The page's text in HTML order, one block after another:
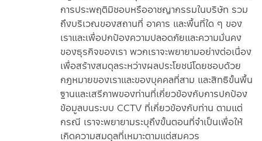
การประพฤติมิชอบหรืออาชญากรรมในบริษัท รวม
ถึงบริเวณของสถานที่ อาคาร และพื้นที่ใด ๆ ของ
เราและเพื่อปกป้องความปลอดภัยและความมั่นคง
ของธุรกิจของเรา พวกเราจะพยายามอย่างต่อเนื่อง
เพื่อสร้างสมดุลระหว่างผลประโยชน์โดยชอบด้วย
กฎหมายของเราและของบุคคลที่สาม และสิทธิขั้นพื้น
ฐานและเสรีภาพของท่านที่เกี่ยวข้องกับการปกป้อง
ข้อมูลบนระบบ CCTV ที่เกี่ยวข้องกับท่าน ตามแต่
กรณี เราจะพยายามระบุถึงขั้นตอนที่จำเป็นเพื่อให้
เกิดความสมดุลที่เหมาะตามแต่สมควร